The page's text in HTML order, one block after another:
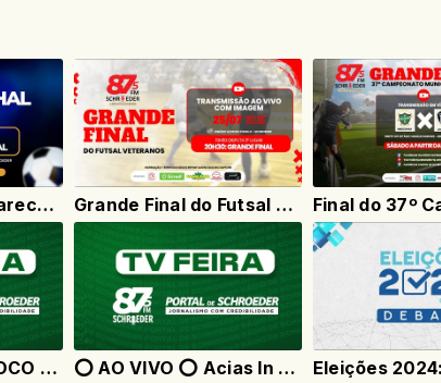
AO VIVO – Taça Marechal Society 2025 - Jaraguá do Sul Grande Final do Futsal Veteranos – Ao Vivo direto do Ginásio Alfredo Pasold
⭕ AO VIVO ⭕ (BLOCO 02) - Acias In Fest 2024 ⭕ AO VIVO ⭕ Acias In Fest 2024